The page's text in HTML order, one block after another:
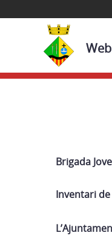
Brigada
Inventari